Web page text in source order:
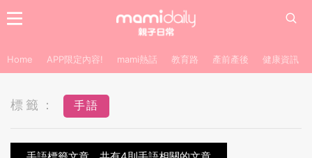
Home APP限定內容! mami熱話 教育路 產前產後 健康資訊
標籤： 手語